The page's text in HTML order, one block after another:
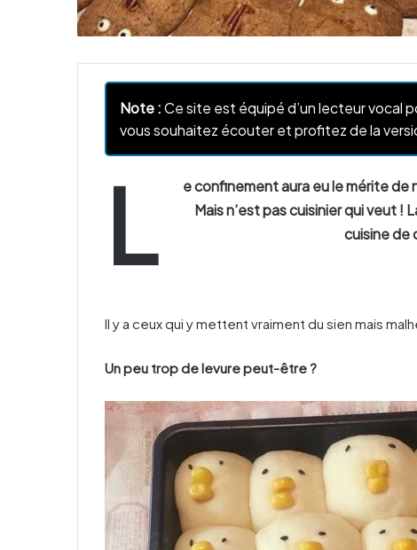
Note :Ce site est équipé d’un lecteur vocal
vous souhaitez écouter et profitez de la
L
e confinement aura eu le mérite de
Mais n’est pas cuisinier qui veut !
cuisine de
Il y a ceux qui y mettent vraiment du sien mais
Un peu trop de levure peut-être ?